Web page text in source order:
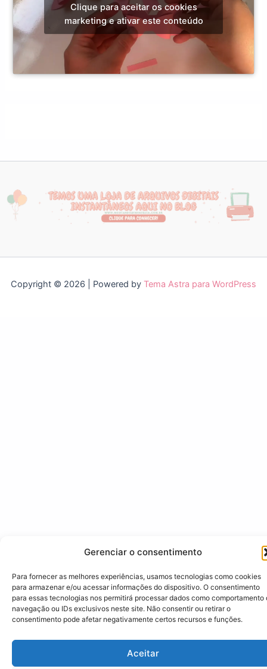
Gerenciar o consentimento
Para fornecer as melhores experiências, usamos tecnologias como cookies
para armazenar e/ou acessar informações do dispositivo. O consentimento
para essas tecnologias nos permitirá processar dados como comportamento
navegação ou IDs exclusivos neste site. Não consentir ou retirar o
consentimento pode afetar negativamente certos recursos e funções.
Aceitar
Clique para aceitar os cookies
marketing e ativar este conteúdo
Copyright © 2026 | Powered by Tema Astra para WordPress